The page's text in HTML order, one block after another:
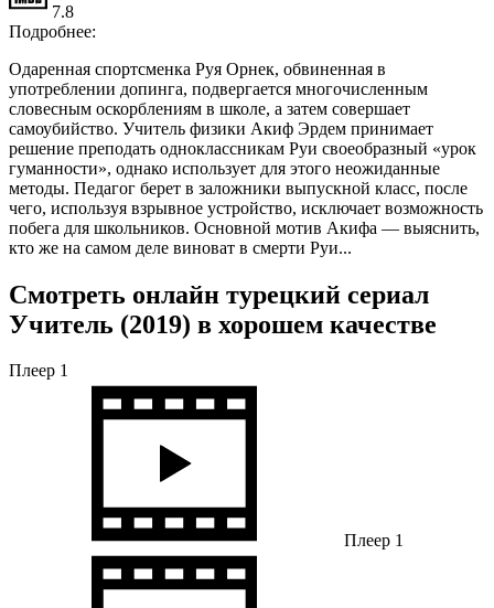
7.8
Подробнее:
Одаренная спортсменка Руя Орнек, обвиненная в
употреблении допинга, подвергается многочисленным
словесным оскорблениям в школе, а затем совершает
самоубийство. Учитель физики Акиф Эрдем принимает
решение преподать одноклассникам Руи своеобразный «урок
гуманности», однако использует для этого неожиданные
методы. Педагог берет в заложники выпускной класс, после
чего, используя взрывное устройство, исключает возможность
побега для школьников. Основной мотив Акифа — выяснить,
кто же на самом деле виноват в смерти Руи...
Смотреть онлайн турецкий сериал
Учитель (2019) в хорошем качестве
Плеер 1
Плеер 1